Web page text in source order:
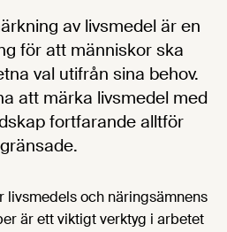
av livsmedel är en
för att människor ska
val utifrån sina behov.
att märka livsmedel med
fortfarande alltför
livsmedels och näringsämnens
är ett viktigt verktyg i arbetet